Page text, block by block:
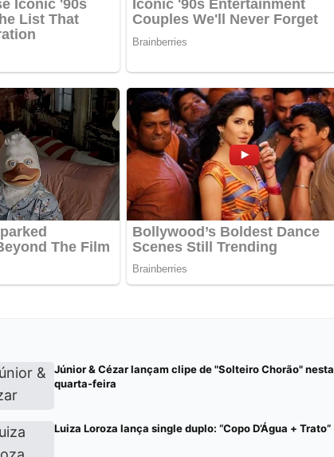
Júnior & Cézar lançam clipe de "Solteiro Chorão" nesta
quarta-feira
Luiza Loroza lança single duplo: “Copo D’Água + Trato”